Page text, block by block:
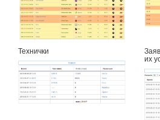
Технички
их